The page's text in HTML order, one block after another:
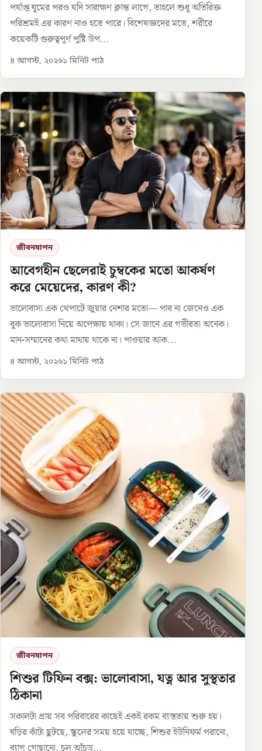
পর্যাপ্ত ঘুমের পরও যদি সারাক্ষণ ক্লান্ত লাগে, তাহলে শুধু অতিরিক্ত
পরিশ্রমই এর কারণ নাও হতে পারে। বিশেষজ্ঞদের মতে, শরীরে
কয়েকটি গুরুত্বপূর্ণ পুষ্টি উপ...
৪ আগস্ট, ২০২৬১ মিনিট পাঠ
জীবনযাপন
আবেগহীন ছেলেরাই চুম্বকের মতো আকর্ষণ
করে মেয়েদের, কারণ কী?
ভালোবাসা এক খেপাটে জুয়ার নেশার মতো— পাব না জেনেও এক
বুক ভালোবাসা নিয়ে অপেক্ষায় থাকা। সে জানে এর গভীরতা অনেক।
মান-সম্মানের কথা মাথায় থাকে না। পাওয়ার আক...
৪ আগস্ট, ২০২৬১ মিনিট পাঠ
জীবনযাপন
শিশুর টিফিন বক্স: ভালোবাসা, যত্ন আর সুস্থতার
ঠিকানা
সকালটা প্রায় সব পরিবারের কাছেই একই রকম ব্যস্ততায় শুরু হয়।
ঘড়ির কাঁটা ছুটছে, স্কুলের সময় হয়ে যাচ্ছে, শিশুর ইউনিফর্ম পরানো,